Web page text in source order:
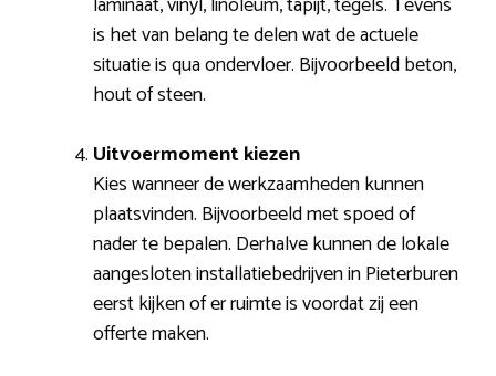
is het van belang te delen wat de actuele
situatie is qua ondervloer. Bijvoorbeeld beton,
hout of steen.
Uitvoermoment kiezen
Kies wanneer de werkzaamheden kunnen
plaatsvinden. Bijvoorbeeld met spoed of
nader te bepalen. Derhalve kunnen de lokale
aangesloten installatiebedrijven in Pieterburen
eerst kijken of er ruimte is voordat zij een
offerte maken.